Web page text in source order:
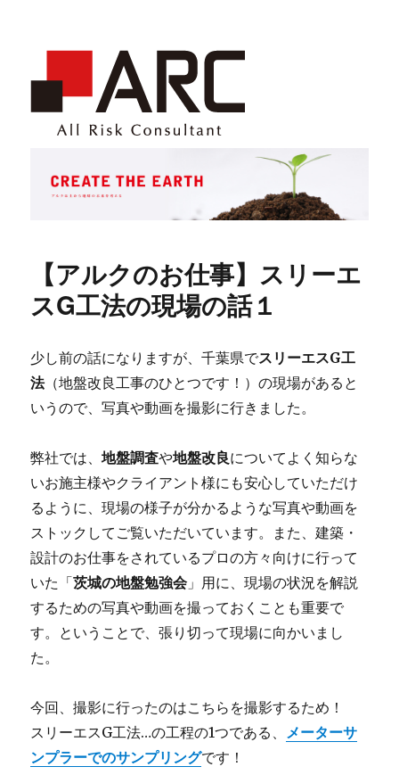
【アルクのお仕事】スリーエ
スG工法の現場の話１
少し前の話になりますが、千葉県でスリーエスG工
法（地盤改良工事のひとつです！）の現場があると
いうので、写真や動画を撮影に行きました。
弊社では、地盤調査や地盤改良についてよく知らな
いお施主様やクライアント様にも安心していただけ
るように、現場の様子が分かるような写真や動画を
ストックしてご覧いただいています。また、建築・
設計のお仕事をされているプロの方々向けに行って
いた「茨城の地盤勉強会」用に、現場の状況を解説
するための写真や動画を撮っておくことも重要で
す。ということで、張り切って現場に向かいまし
た。
今回、撮影に行ったのはこちらを撮影するため！
スリーエスG工法…の工程の1つである、 メーターサ
ンプラーでのサンプリングです！